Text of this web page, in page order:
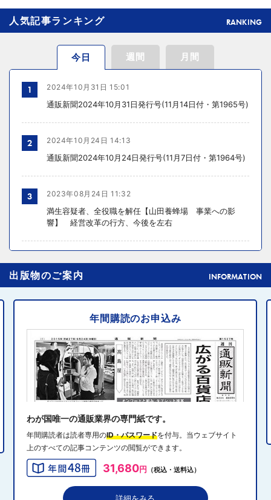
人気記事ランキング RANKING
今日 週間 月間
1 2024年10月31日 15:01
通販新聞2024年10月31日発行号(11月14日付・第1965号)
2 2024年10月24日 14:13
通販新聞2024年10月24日発行号(11月7日付・第1964号)
3 2023年08月24日 11:32
満生容疑者、全役職を解任【山田養蜂場 事業への影
響】 経営改革の行方、今後を左右
4
元ディノスの石川森生氏、ECのプロフェッショナルらの
共助型ネットワーク組織立ち上げ
5 2024年10月31日 14:10
消費者庁、美容液通販に特定商取引法違反で9カ月の業務
停止命令
2024年10月31日 14:32
り込み
7 2024年10月31日 13:40
QVCジャパンがゾゾと”コーデ対決”、”千葉愛”テーマにフ
出版物のご案内 INFORMATION
年間購読のお申込み
わが国唯一の通販業界の専門紙です。
年間購読者は読者専用のID・パスワードを付与。当ウェブサイト
上のすべての記事コンテンツの閲覧ができます。
31,680円 （税込・送料込）